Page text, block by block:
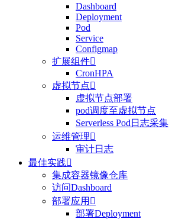
Dashboard
Deployment
Pod
Service
Configmap
扩展组件
CronHPA
虚拟节点
虚拟节点部署
pod调度至虚拟节点
Serverless Pod日志采集
运维管理
审计日志
最佳实践
集成容器镜像仓库
访问Dashboard
部署应用 
部署Deployment